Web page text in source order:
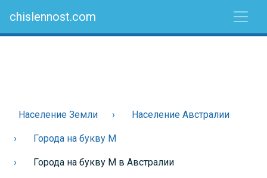
chislennost.com
Население Земли Население Австралии
Города на букву М
Города на букву М в Австралии